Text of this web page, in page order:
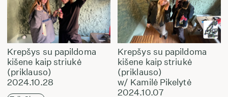
Krepšys su papildoma
kišene kaip striukė
(priklauso)
2024.10.28
Krepšys su papildoma
kišene kaip striukė
(priklauso)
w/ Kamilė Pikelytė
2024.10.07